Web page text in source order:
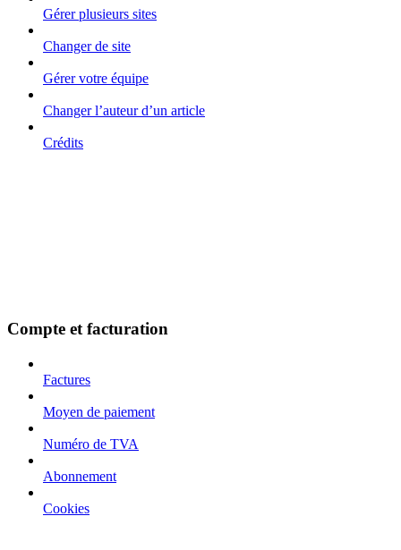
Gérer plusieurs sites
Changer de site
Gérer votre équipe
Changer l’auteur d’un article
Crédits
Compte et facturation
Factures
Moyen de paiement
Numéro de TVA
Abonnement
Cookies